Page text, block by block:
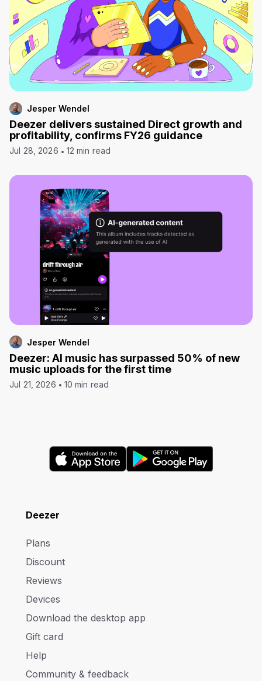
Jesper Wendel
Deezer delivers sustained Direct growth and
profitability, confirms FY26 guidance
Jul 28, 2026 12 min read
Jesper Wendel
Deezer: AI music has surpassed 50% of new
music uploads for the first time
Jul 21, 2026 10 min read
Deezer
Plans
Discount
Reviews
Devices
Download the desktop app
Gift card
Help
Community & feedback